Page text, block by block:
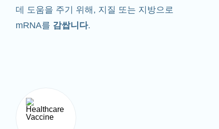
데 도움을 주기 위해, 지질 또는 지방으로
mRNA를 감쌉니다.